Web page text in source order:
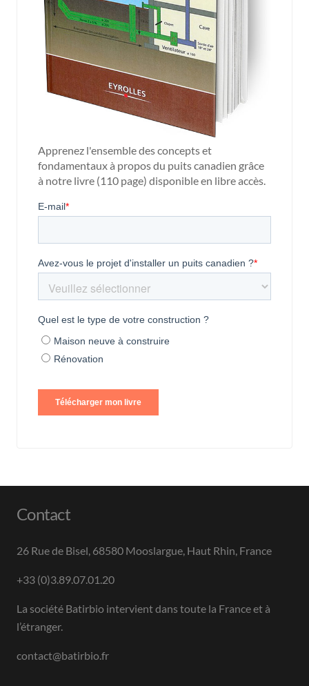
Apprenez l'ensemble des concepts et
fondamentaux à propos du puits canadien grâce
à notre livre (110 page) disponible en libre accès.
Contact
26 Rue de Bisel, 68580 Mooslargue, Haut Rhin, France
+33 (0)3.89.07.01.20
La société Batirbio intervient dans toute la France et à
l’étranger.
contact@batirbio.fr